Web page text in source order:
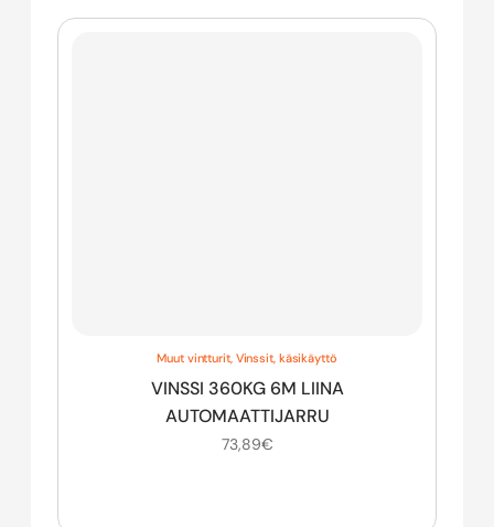
Muut vintturit, Vinssit, käsikäyttö
VINSSI 360KG 6M LIINA
AUTOMAATTIJARRU
73,89€